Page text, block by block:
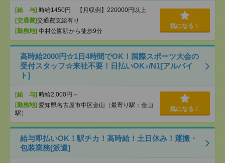
[給 与] 時給1450円 【月収例】220000円以上
[交通費]交通費支給有り
[勤務地] 中村公園駅から徒歩9分
気になる！
高時給2000円☆1日4時間でOK！国際スポーツ大会の
受付スタッフ☆来社不要！日払いOK♪/N1[アルバイ
ト]
[給 与] 時給2,000円～
[勤務地] 愛知県名古屋市中区金山（最寄り駅：金山
駅）
気になる！
給与即払いOK！駅チカ！高時給！土日休み！運搬・
包装業務[派遣]